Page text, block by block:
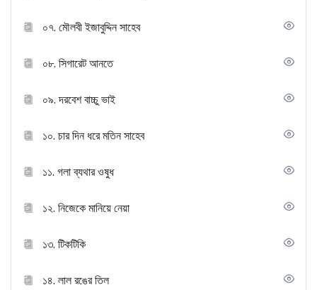
০৭. মৌলবী ইজাবুদ্দিন সাহেব
০৮. সিগারেট আনতে
০৯. দরবেশ বাচ্চু ভাই
১০. চার দিন ধরে মতিন সাহেব
১১. গলা ব্যথার ওষুধ
১২. নিজেকে মানিয়ে নেয়া
১৩. টিকটিকি
১৪. লাল রঙের তিল